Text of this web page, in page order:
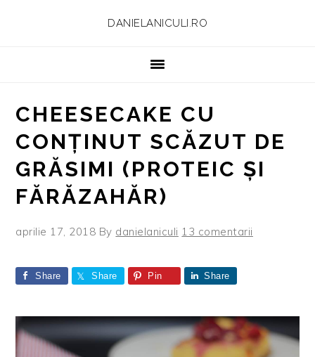
DANIELANICULI.RO
CHEESECAKE CU
CONȚINUT SCĂZUT DE
GRĂSIMI (PROTEIC ȘI
FĂRĂZAHĂR)
aprilie 17, 2018 By danielaniculi 13 comentarii
Share Share Pin Share